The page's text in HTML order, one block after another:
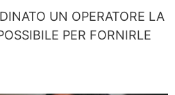
UN OPERATORE LA
PER FORNIRLE